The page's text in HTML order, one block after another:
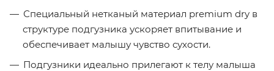
Специальный нетканый материал premium dry в
структуре подгузника ускоряет впитывание и
обеспечивает малышу чувство сухости.
Подгузники идеально прилегают к телу малыша